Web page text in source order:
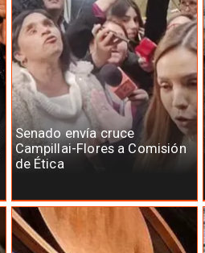
Senado envía cruce
Campillai-Flores a Comisión
de Ética